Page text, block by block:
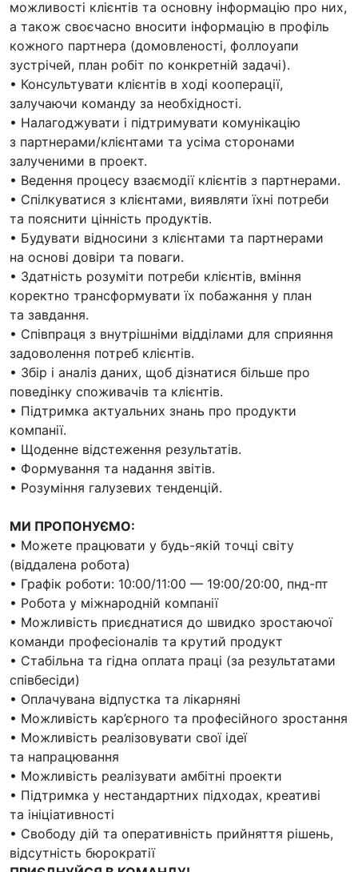
можливості клієнтів та основну інформацію про них,
а також своєчасно вносити інформацію в профіль
кожного партнера (домовленості, фоллоуапи
зустрічей, план робіт по конкретній задачі).
• Консультувати клієнтів в ході кооперації,
залучаючи команду за необхідності.
• Налагоджувати і підтримувати комунікацію
з партнерами/клієнтами та усіма сторонами
залученими в проект.
• Ведення процесу взаємодії клієнтів з партнерами.
• Спілкуватися з клієнтами, виявляти їхні потреби
та пояснити цінність продуктів.
• Будувати відносини з клієнтами та партнерами
на основі довіри та поваги.
• Здатність розуміти потреби клієнтів, вміння
коректно трансформувати їх побажання у план
та завдання.
• Співпраця з внутрішніми відділами для сприяння
задоволення потреб клієнтів.
• Збір і аналіз даних, щоб дізнатися більше про
поведінку споживачів та клієнтів.
• Підтримка актуальних знань про продукти
компанії.
• Щоденне відстеження результатів.
• Формування та надання звітів.
• Розуміння галузевих тенденцій.
МИ ПРОПОНУЄМО:
• Можете працювати у будь-якій точці світу
(віддалена робота)
• Графік роботи: 10:00/11:00 — 19:00/20:00, пнд-пт
• Робота у міжнародній компанії
• Можливість приєднатися до швидко зростаючої
команди професіоналів та крутий продукт
• Стабільна та гідна оплата праці (за результатами
співбесіди)
• Оплачувана відпустка та лікарняні
• Можливість кар’єрного та професійного зростання
• Можливість реалізовувати свої ідеї
та напрацювання
• Можливість реалізувати амбітні проекти
• Підтримка у нестандартних підходах, креативі
та ініціативності
• Свободу дій та оперативність прийняття рішень,
відсутність бюрократії